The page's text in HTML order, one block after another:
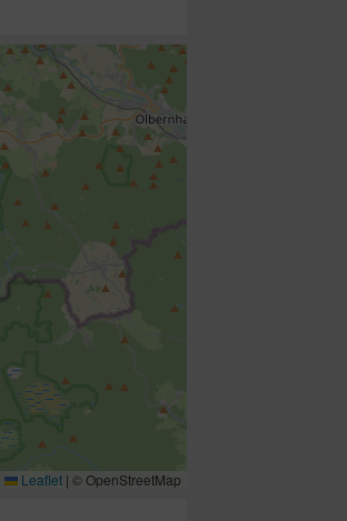
Leaflet | © OpenStreetMap